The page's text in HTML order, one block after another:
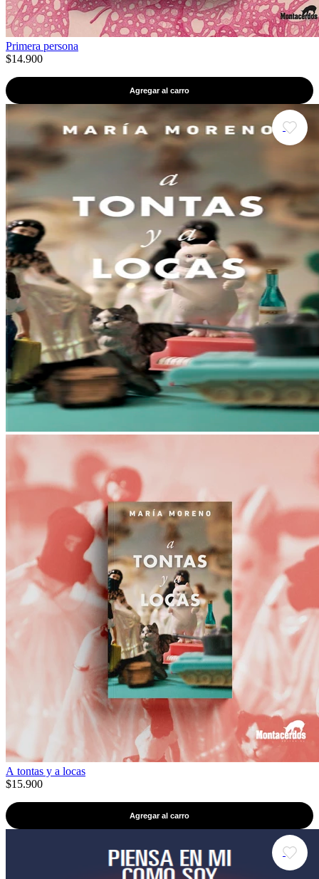
Primera persona
$14.900
Agregar al carro
A tontas y a locas
$15.900
Agregar al carro